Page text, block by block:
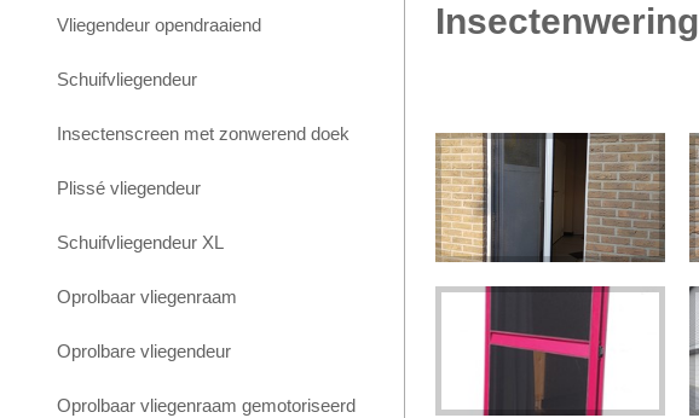
Vliegendeur opendraaiend
Schuifvliegendeur
Insectenscreen met zonwerend doek
Plissé vliegendeur
Schuifvliegendeur XL
Oprolbaar vliegenraam
Oprolbare vliegendeur
Oprolbaar vliegenraam gemotoriseerd
Insectenwering